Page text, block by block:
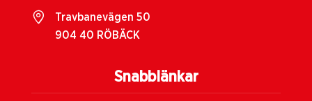
Snabblänkar
Travbanevägen 50
904 40 RÖBÄCK